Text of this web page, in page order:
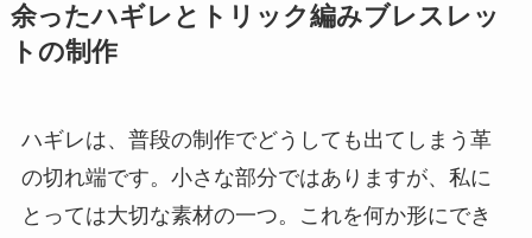
余ったハギレとトリック編みブレスレッ
トの制作
ハギレは、普段の制作でどうしても出てしまう革
の切れ端です。小さな部分ではありますが、私に
とっては大切な素材の一つ。これを何か形にでき